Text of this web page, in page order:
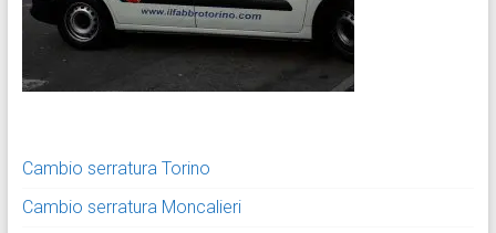
Cambio serratura Torino
Cambio serratura Moncalieri